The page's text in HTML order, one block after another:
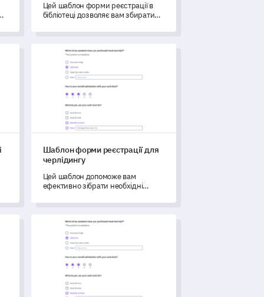
Цей шаблон форми реєстрації в
бібліотеці дозволяє вам збирати
зрозуміти переваги ваших членів.
навчаннямШаблон форми реєстрації для черлідингу
Шаблон форми реєстрації для
черлідингу
Цей шаблон допоможе вам
ефективно зібрати необхідні
Шаблон онлайн-опитування